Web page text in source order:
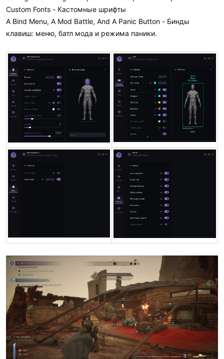
Custom Fonts - Кастомные шрифты
A Bind Menu, A Mod Battle, And A Panic Button - Бинды
клавиш: меню, батл мода и режима паники.